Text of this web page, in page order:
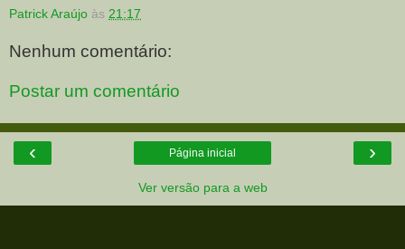
Patrick Araújo às 21:17
Nenhum comentário:
Postar um comentário
‹ ›
Página inicial
Ver versão para a web